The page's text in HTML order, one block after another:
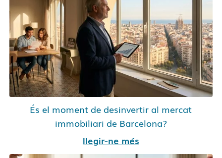
És el moment de desinvertir al mercat
immobiliari de Barcelona?
llegir-ne més